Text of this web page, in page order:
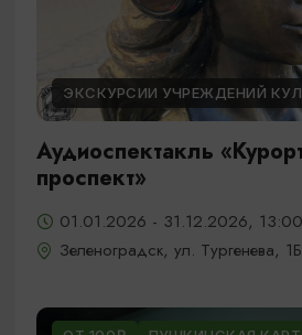
ЭКСКУРСИИ УЧРЕЖДЕНИЙ
Аудиоспектакль
проспект»
01.01.2026 - 31.12.2026, 13:00
Зеленоградск, ул. Тургенева, 1Б